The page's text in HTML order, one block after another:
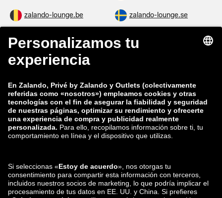
zalando-lounge.be zalando-lounge.se
zalando-lounge.fi
zalando-lounge.co.uk
zalando-prive.es
zalando-lounge.lt zalando-lounge.sk
zalando-lounge.ro zalando-lounge.hr
zalando-lounge.lu zalando-lounge.ee
zalando-lounge.lv zalando-lounge.no